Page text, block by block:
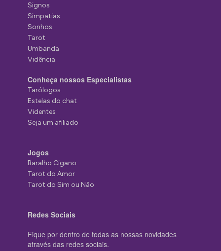
Signos
Simpatias
Sonhos
Tarot
Umbanda
Vidência
Conheça nossos Especialistas
Tarólogos
Estelas do chat
Videntes
Seja um afiliado
Jogos
Baralho Cigano
Tarot do Amor
Tarot do Sim ou Não
Redes Sociais
Fique por dentro de todas as nossas novidades
através das redes sociais.